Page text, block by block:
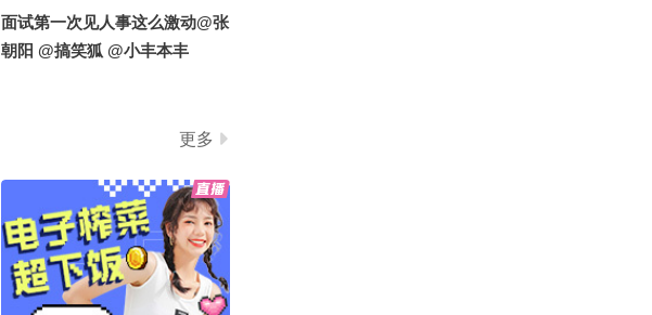
面试第一次见人事这么激动@张
朝阳 @搞笑狐 @小丰本丰
更多